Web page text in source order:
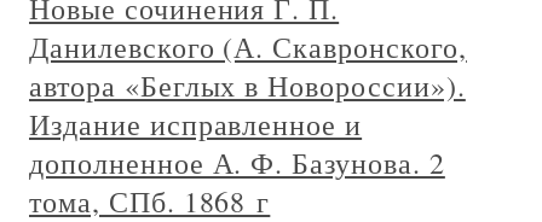
Новые сочинения Г. П.
Данилевского (А. Скавронского,
автора «Беглых в Новороссии»).
Издание исправленное и
дополненное А. Ф. Базунова. 2
тома, СПб. 1868 г